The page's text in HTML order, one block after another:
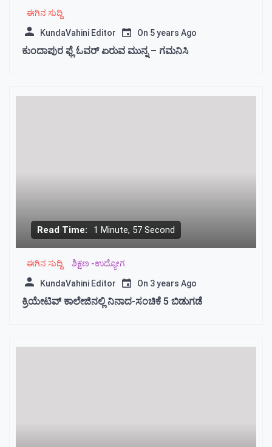
ಈಗಿನ ಸುದ್ದಿ
KundaVahini Editor On 5 years Ago
ಕುಂದಾಪುರ ಫ್ಲೆ ಓವರ್ ಏರುವ ಮುನ್ನ – ಗಮನಿಸಿ
Read Time: 1 Minute, 57 Second
ಈಗಿನ ಸುದ್ದಿ ಶಿಕ್ಷಣ -ಉದ್ಯೋಗ
KundaVahini Editor On 3 years Ago
ಕ್ರಿಯೇಟಿವ್‌ ಕಾಲೇಜಿನಲ್ಲಿ ನಿನಾದ-ಸಂಚಿಕೆ 5 ಬಿಡುಗಡೆ